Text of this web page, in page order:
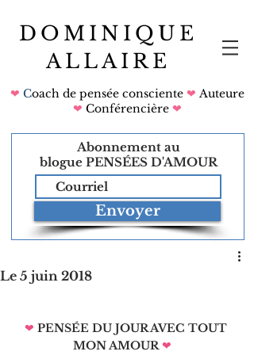
DOMINIQUE
ALLAIRE
❤ Coach de pensée consciente ❤ Auteure
❤ Conférencière ❤
Abonnement au
blogue PENSÉES D'AMOUR
Envoyer
Le 5 juin 2018
❤ PENSÉE DU JOUR AVEC TOUT
MON AMOUR ❤